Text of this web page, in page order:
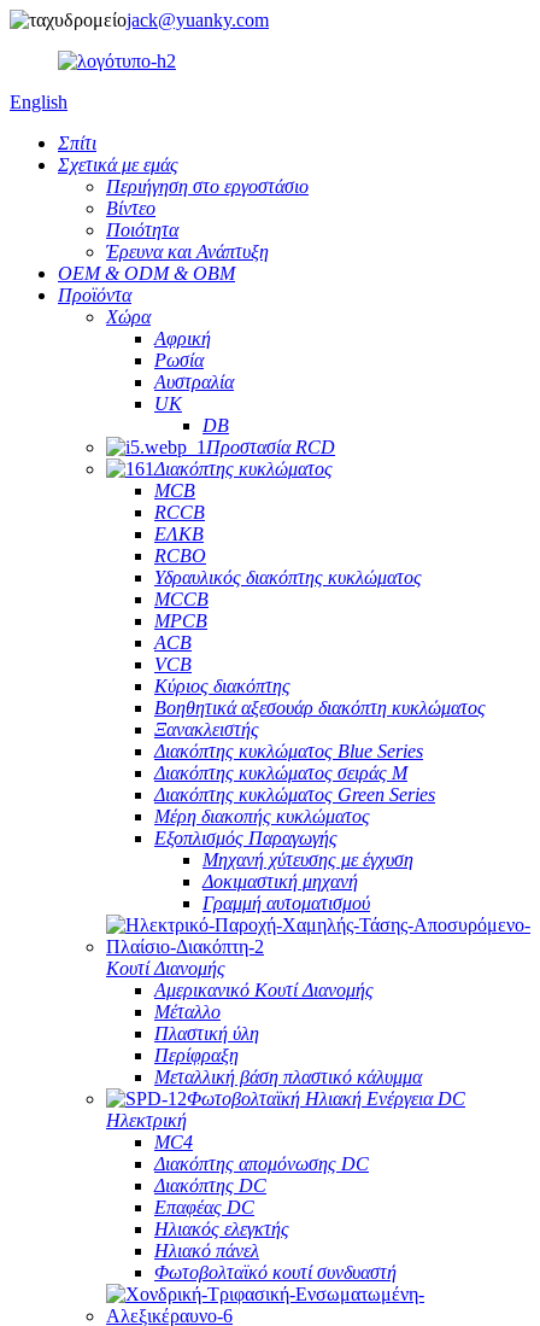
jack@yuanky.com
English
Σπίτι
Σχετικά με εμάς
Περιήγηση στο εργοστάσιο
Βίντεο
Ποιότητα
Έρευνα και Ανάπτυξη
OEM & ODM & OBM
Προϊόντα
Χώρα
Αφρική
Ρωσία
Αυστραλία
UK
DB
Προστασία RCD
Διακόπτης κυκλώματος
MCB
RCCB
ΕΛΚΒ
RCBO
Υδραυλικός διακόπτης κυκλώματος
MCCB
MPCB
ACB
VCB
Κύριος διακόπτης
Βοηθητικά αξεσουάρ διακόπτη κυκλώματος
Ξανακλειστής
Διακόπτης κυκλώματος Blue Series
Διακόπτης κυκλώματος σειράς M
Διακόπτης κυκλώματος Green Series
Μέρη διακοπής κυκλώματος
Εξοπλισμός Παραγωγής
Μηχανή χύτευσης με έγχυση
Δοκιμαστική μηχανή
Γραμμή αυτοματισμού
Κουτί Διανομής
Αμερικανικό Κουτί Διανομής
Μέταλλο
Πλαστική ύλη
Περίφραξη
Μεταλλική βάση πλαστικό κάλυμμα
Φωτοβολταϊκή Ηλιακή Ενέργεια DC
Ηλεκτρική
MC4
Διακόπτης απομόνωσης DC
Διακόπτης DC
Επαφέας DC
Ηλιακός ελεγκτής
Ηλιακό πάνελ
Φωτοβολταϊκό κουτί συνδυαστή